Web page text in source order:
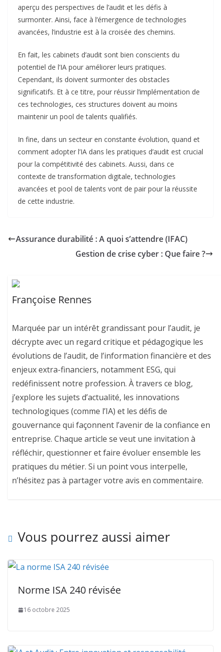
aperçu des perspectives de l’audit et les défis à
surmonter. Ainsi, face à l’émergence de technologies
avancées, l’industrie est à la croisée des chemins.
En fait, les cabinets d’audit sont bien conscients du
potentiel de l’IA pour améliorer leurs pratiques.
Cependant, ils doivent surmonter des obstacles
significatifs. Et à ce titre, pour réussir l’implémentation de
ces technologies, ces structures doivent au moins
maintenir un pool de talents qualifiés.
In fine, dans un secteur en constante évolution, quand et
comment adopter l’IA dans les pratiques d’audit est crucial
pour la compétitivité des cabinets. Aussi, dans ce
contexte de transformation digitale, technologies
avancées et pool de talents vont de pair pour la réussite
de cette industrie.
Assurance durabilité : A quoi s’attendre (IFAC)
Gestion de crise cyber : Que faire ?
Françoise Rennes
Marquée par un intérêt grandissant pour l’audit, je
décrypte avec un regard critique et pédagogique les
évolutions de l’audit, de l’information financière et des
enjeux extra-financiers, notamment ESG, qui
redéfinissent notre profession. À travers ce blog,
j’explore les sujets d’actualité, les innovations
technologiques (comme l’IA) et les défis de
gouvernance qui façonnent l’avenir de la confiance en
entreprise. Chaque article se veut une invitation à
réfléchir, questionner et faire évoluer ensemble les
pratiques du métier. Si un point vous interpelle,
n’hésitez pas à partager votre avis en commentaire.
Vous pourrez aussi aimer
Norme ISA 240 révisée
16 octobre 2025